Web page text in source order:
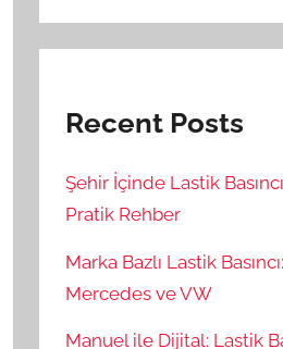
Recent Posts
Şehir İçinde Lastik
Pratik Rehber
Marka Bazlı Lastik
Mercedes ve VW
Manuel ile Dijital: Lastik